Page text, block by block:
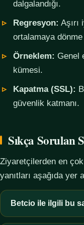
dalgalandığı.
Regresyon:
ortalamaya
Örneklem: Genel
kümesi.
Kapatma (SSL):
güvenlik katmanı.
Sıkça Sorulan
Ziyaretçilerden en
yanıtları aşağıda yer
Betcio ile ilgili bu
Bu sayfada yalnızca